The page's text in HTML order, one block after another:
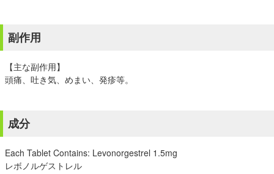
副作用
【主な副作用】
頭痛、吐き気、めまい、発疹等。
成分
Each Tablet Contains: Levonorgestrel 1.5mg
レボノルゲストレル